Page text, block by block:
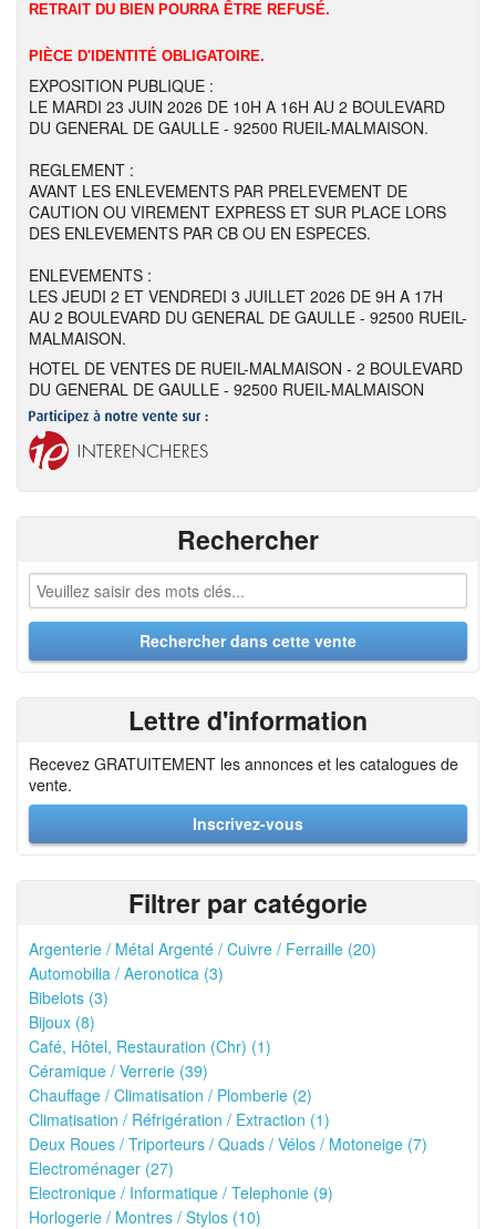
RETRAIT DU BIEN POURRA ÊTRE REFUSÉ.
PIÈCE D'IDENTITÉ OBLIGATOIRE.
EXPOSITION PUBLIQUE :
LE MARDI 23 JUIN 2026 DE 10H A 16H AU 2 BOULEVARD
DU GENERAL DE GAULLE - 92500 RUEIL-MALMAISON.
REGLEMENT :
AVANT LES ENLEVEMENTS PAR PRELEVEMENT DE
CAUTION OU VIREMENT EXPRESS ET SUR PLACE LORS
DES ENLEVEMENTS PAR CB OU EN ESPECES.
ENLEVEMENTS :
LES JEUDI 2 ET VENDREDI 3 JUILLET 2026 DE 9H A 17H
AU 2 BOULEVARD DU GENERAL DE GAULLE - 92500 RUEIL-
MALMAISON.
HOTEL DE VENTES DE RUEIL-MALMAISON - 2 BOULEVARD
DU GENERAL DE GAULLE - 92500 RUEIL-MALMAISON
Rechercher
Lettre d'information
Recevez GRATUITEMENT les annonces et les catalogues de
vente.
Inscrivez-vous
Filtrer par catégorie
Argenterie / Métal Argenté / Cuivre / Ferraille (20)
Automobilia / Aeronotica (3)
Bibelots (3)
Bijoux (8)
Café, Hôtel, Restauration (Chr) (1)
Céramique / Verrerie (39)
Chauffage / Climatisation / Plomberie (2)
Climatisation / Réfrigération / Extraction (1)
Deux Roues / Triporteurs / Quads / Vélos / Motoneige (7)
Electroménager (27)
Electronique / Informatique / Telephonie (9)
Horlogerie / Montres / Stylos (10)